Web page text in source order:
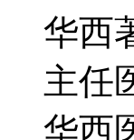
华西
主任
华西